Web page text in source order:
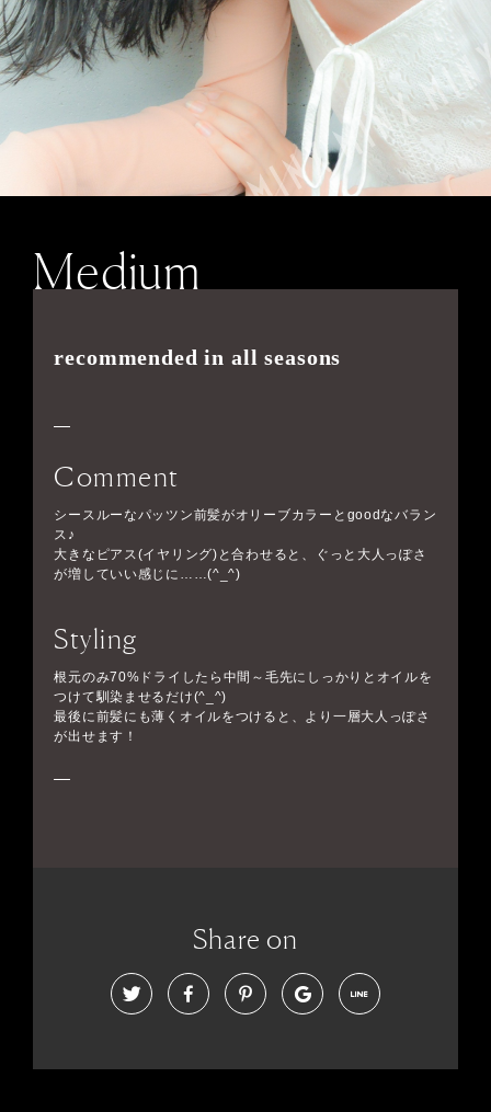
Medium
recommended in all seasons
Comment
シースルーなパッツン前髪がオリーブカラーとgoodなバラン
ス♪
大きなピアス(イヤリング)と合わせると、ぐっと大人っぽさ
が増していい感じに……(^_^)
Styling
根元のみ70%ドライしたら中間～毛先にしっかりとオイルを
つけて馴染ませるだけ(^_^)
最後に前髪にも薄くオイルをつけると、より一層大人っぽさ
が出せます！
Share on